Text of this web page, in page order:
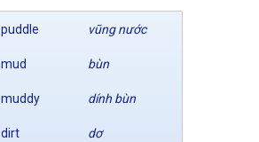
puddle vũng nước
mud bùn
muddy dính bùn
dirt dơ